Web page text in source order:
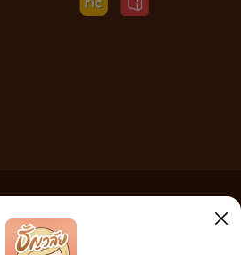
ชอบต่อข้อความใดๆ ทั้งสิ้น ดังนั้นผู้อ่านทุกท่านโปรดใช้
ะหากท่านพบข้อความใดๆ ที่ขัดต่อกฎหมายและศีลธรรม